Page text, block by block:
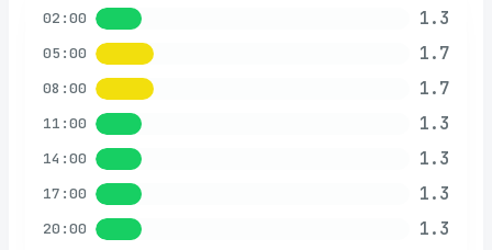
02:00 1.3
05:00 1.7
08:00 1.7
11:00 1.3
14:00 1.3
17:00 1.3
20:00 1.3